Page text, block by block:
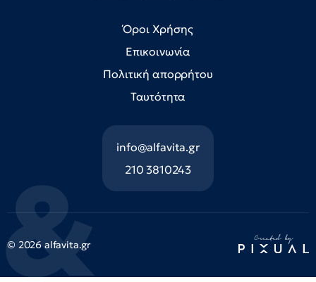
Όροι Χρήσης
Επικοινωνία
Πολιτική απορρήτου
Ταυτότητα
info@alfavita.gr
210 3810243
© 2026 alfavita.gr